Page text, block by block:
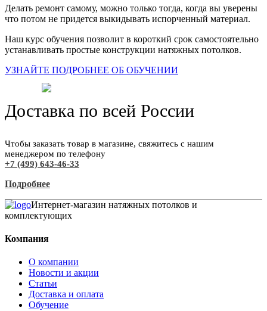
Делать ремонт самому, можно только тогда, когда вы уверены
что потом не придется выкидывать испорченный материал.
Наш курс обучения позволит в короткий срок самостоятельно
устанавливать простые конструкции натяжных потолков.
УЗНАЙТЕ ПОДРОБНЕЕ ОБ ОБУЧЕНИИ
Доставка по всей России
Чтобы заказать товар в магазине, свяжитесь с нашим
менеджером по телефону
+7 (499) 643-46-33
Подробнее
Интернет-магазин натяжных потолков и
комплектующих
Компания
О компании
Новости и акции
Статьи
Доставка и оплата
Обучение